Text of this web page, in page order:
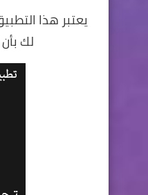
يعتبر هذا
لك